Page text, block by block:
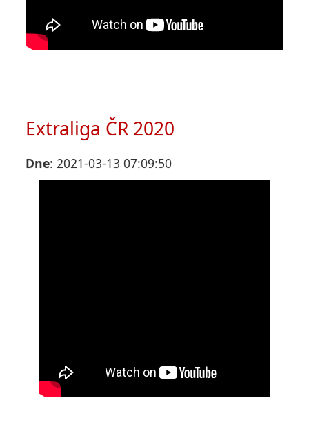
Extraliga ČR 2020
Dne: 2021-03-13 07:09:50